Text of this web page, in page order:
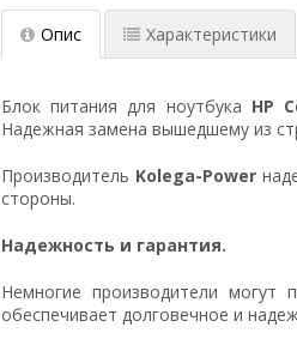
Опис Характеристики
Блок питания для ноутбука HP
Надежная замена вышедшему из
Производитель Kolega-Power
стороны.
Надежность и гарантия.
Немногие производители могут
обеспечивает долговечное и